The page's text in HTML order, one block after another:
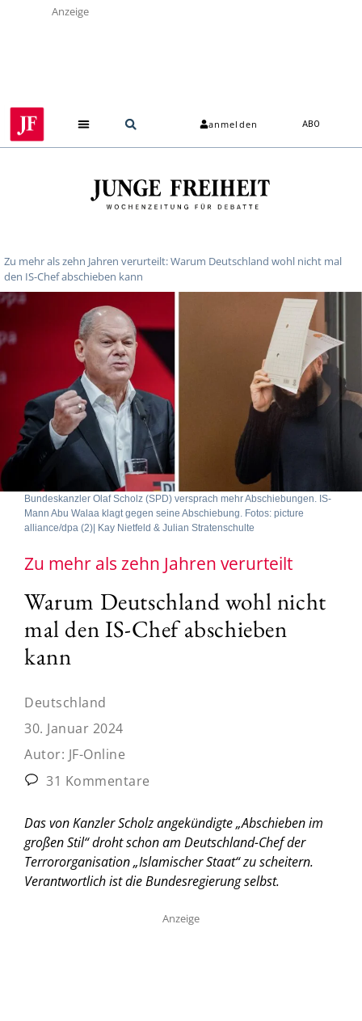
Anzeige
anmelden ABO
Zu mehr als zehn Jahren verurteilt: Warum Deutschland wohl nicht mal
den IS-Chef abschieben kann
Bundeskanzler Olaf Scholz (SPD) versprach mehr Abschiebungen. IS-
Mann Abu Walaa klagt gegen seine Abschiebung. Fotos: picture
alliance/dpa (2)| Kay Nietfeld & Julian Stratenschulte
Zu mehr als zehn Jahren verurteilt
Warum Deutschland wohl nicht
mal den IS-Chef abschieben
kann
Deutschland
30. Januar 2024
Autor: JF-Online
31 Kommentare
Das von Kanzler Scholz angekündigte „Abschieben im
großen Stil“ droht schon am Deutschland-Chef der
Terrororganisation „Islamischer Staat“ zu scheitern.
Verantwortlich ist die Bundesregierung selbst.
Anzeige